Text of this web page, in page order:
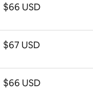
$66 USD
$67 USD
$66 USD